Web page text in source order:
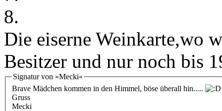
8.
Die eiserne Weinkarte,wo
Besitzer und nur noch bis
Signatur von »Mecki«
Brave Mädchen kommen in den Himmel, böse überall hin.....
Gruss
Mecki